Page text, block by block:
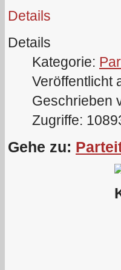
Details
Details
Kategorie:
Veröffentlicht
Geschrieben
Zugriffe:
Gehe zu: